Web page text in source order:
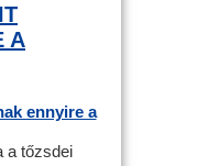
A
a tőzsdei